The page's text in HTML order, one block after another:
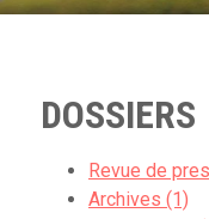
DOSSIERS
Revue de
Archives (1)